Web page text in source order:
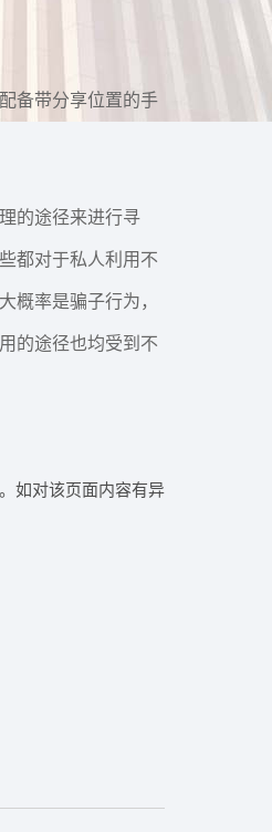
备带分享位置的手
的途径来进行寻
都对于私人利用不
概率是骗子行为，
的途径也均受到不
如对该页面内容有异